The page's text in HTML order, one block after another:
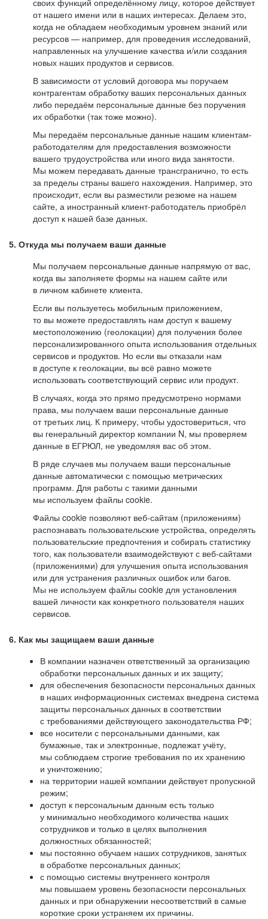
своих функций определённому лицу, которое действует
от нашего имени или в наших интересах. Делаем это,
когда не обладаем необходимым уровнем знаний или
ресурсов — например, для проведения исследований,
направленных на улучшение качества и/или создания
новых наших продуктов и сервисов.
В зависимости от условий договора мы поручаем
контрагентам обработку ваших персональных данных
либо передаём персональные данные без поручения
их обработки (так тоже можно).
Мы передаём персональные данные нашим клиентам-
работодателям для предоставления возможности
вашего трудоустройства или иного вида занятости.
Мы можем передавать данные трансгранично, то есть
за пределы страны вашего нахождения. Например, это
происходит, если вы разместили резюме на нашем
сайте, а иностранный клиент-работодатель приобрёл
доступ к нашей базе данных.
5. Откуда мы получаем ваши данные
Мы получаем персональные данные напрямую от вас,
когда вы заполняете формы на нашем сайте или
в личном кабинете клиента.
Если вы пользуетесь мобильным приложением,
то вы можете предоставлять нам доступ к вашему
местоположению (геолокации) для получения более
персонализированного опыта использования отдельных
сервисов и продуктов. Но если вы отказали нам
в доступе к геолокации, вы всё равно можете
использовать соответствующий сервис или продукт.
В случаях, когда это прямо предусмотрено нормами
права, мы получаем ваши персональные данные
от третьих лиц. К примеру, чтобы удостовериться, что
вы генеральный директор компании N, мы проверяем
данные в ЕГРЮЛ, не уведомляя вас об этом.
В ряде случаев мы получаем ваши персональные
данные автоматически с помощью метрических
программ. Для работы с такими данными
мы используем файлы cookie.
Файлы cookie позволяют веб-сайтам (приложениям)
распознавать пользовательские устройства, определять
пользовательские предпочтения и собирать статистику
того, как пользователи взаимодействуют с веб-сайтами
(приложениями) для улучшения опыта использования
или для устранения различных ошибок или багов.
Мы не используем файлы cookie для установления
вашей личности как конкретного пользователя наших
сервисов.
6. Как мы защищаем ваши данные
В компании назначен ответственный за организацию
обработки персональных данных и их защиту;
для обеспечения безопасности персональных данных
в наших информационных системах внедрена система
защиты персональных данных в соответствии
с требованиями действующего законодательства РФ;
все носители с персональными данными, как
бумажные, так и электронные, подлежат учёту,
мы соблюдаем строгие требования по их хранению
и уничтожению;
на территории нашей компании действует пропускной
режим;
доступ к персональным данным есть только
у минимально необходимого количества наших
сотрудников и только в целях выполнения
должностных обязанностей;
мы постоянно обучаем наших сотрудников, занятых
в обработке персональных данных;
с помощью системы внутреннего контроля
мы повышаем уровень безопасности персональных
данных и при обнаружении несоответствий в самые
короткие сроки устраняем их причины.